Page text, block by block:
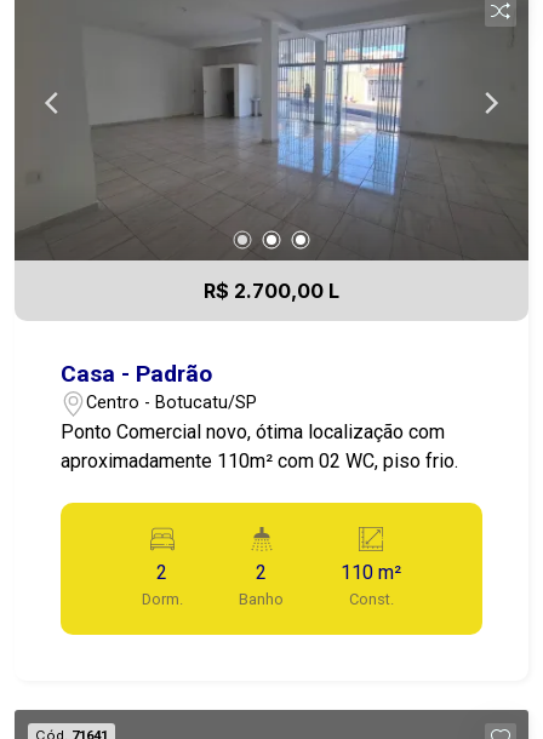
R$ 2.700,00 L
Casa - Padrão
Centro - Botucatu/SP
Ponto Comercial novo, ótima localização com
aproximadamente 110m² com 02 WC, piso frio.
2
Dorm.
2
Banho
110 m²
Const.
Cód.